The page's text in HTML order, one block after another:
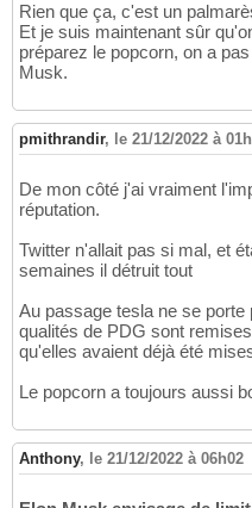
Rien que ça, c'est un
Et je suis maintenant sûr
préparez le popcorn, on a
Musk.
pmithrandir, le 21/12/2022 à
De mon côté j'ai vraiment
réputation.
Twitter n'allait pas si mal, et
semaines il détruit tout
Au passage tesla ne se
qualités de PDG sont
qu'elles avaient déjà été
Le popcorn a toujours aussi
Anthony, le 21/12/2022 à 06h02